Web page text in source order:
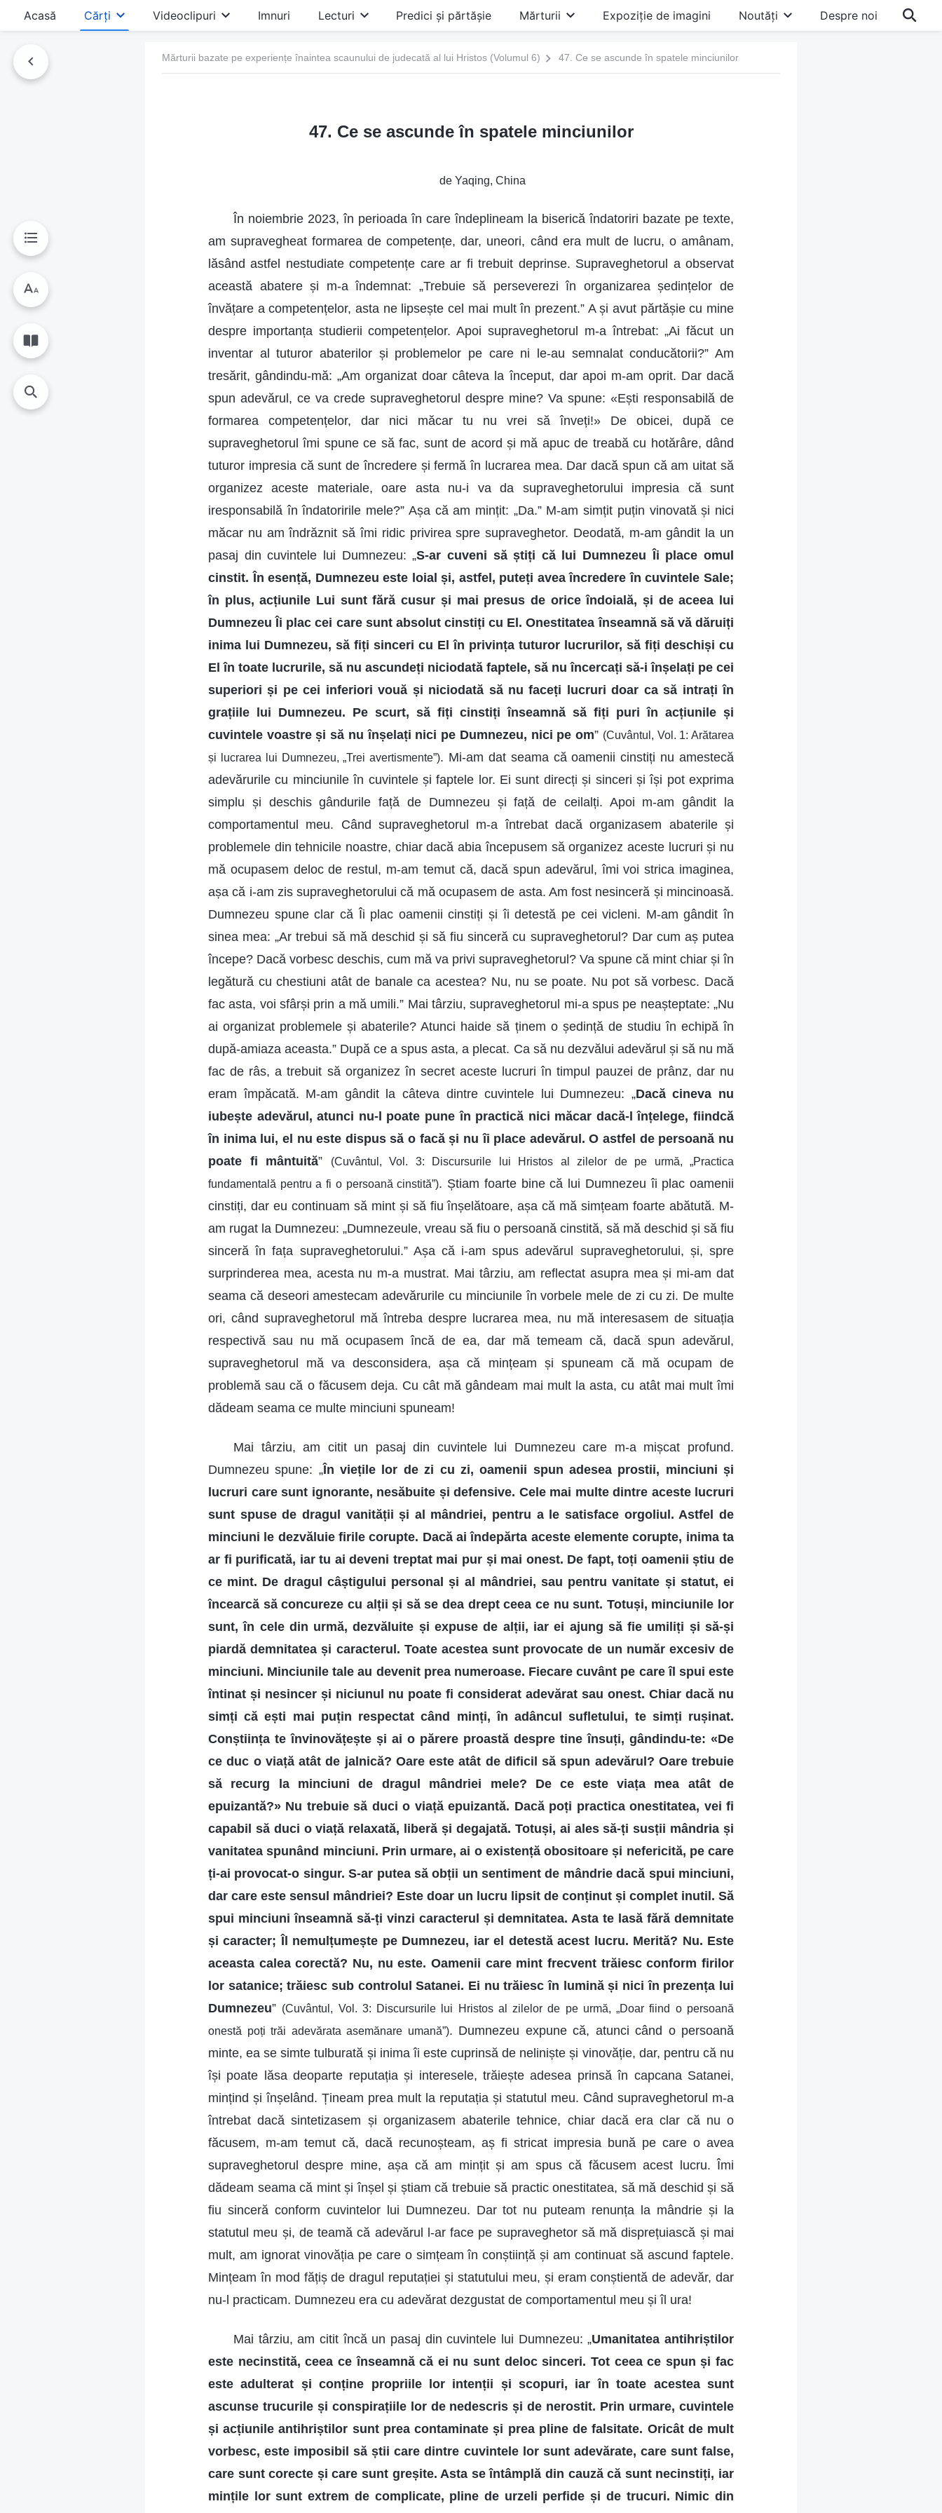
Acasă Cărți Videoclipuri Imnuri Lecturi Predici și părtășie Mărturii Expoziție de imagini Noutăți Despre noi
Mărturii bazate pe experiențe înaintea scaunului de judecată al lui Hristos (Volumul 6) 47. Ce se ascunde în spatele minciunilor
47. Ce se ascunde în spatele minciunilor
de Yaqing, China
În noiembrie 2023, în perioada în care îndeplineam la biserică îndatoriri bazate pe texte,
am supravegheat formarea de competențe, dar, uneori, când era mult de lucru, o amânam,
lăsând astfel nestudiate competențe care ar fi trebuit deprinse. Supraveghetorul a observat
această abatere și m-a îndemnat: „Trebuie să perseverezi în organizarea ședințelor de
învățare a competențelor, asta ne lipsește cel mai mult în prezent.” A și avut părtășie cu mine
despre importanța studierii competențelor. Apoi supraveghetorul m-a întrebat: „Ai făcut un
inventar al tuturor abaterilor și problemelor pe care ni le-au semnalat conducătorii?” Am
tresărit, gândindu-mă: „Am organizat doar câteva la început, dar apoi m-am oprit. Dar dacă
spun adevărul, ce va crede supraveghetorul despre mine? Va spune: «Ești responsabilă de
formarea competențelor, dar nici măcar tu nu vrei să înveți!» De obicei, după ce
supraveghetorul îmi spune ce să fac, sunt de acord și mă apuc de treabă cu hotărâre, dând
tuturor impresia că sunt de încredere și fermă în lucrarea mea. Dar dacă spun că am uitat să
organizez aceste materiale, oare asta nu-i va da supraveghetorului impresia că sunt
iresponsabilă în îndatoririle mele?” Așa că am mințit: „Da.” M-am simțit puțin vinovată și nici
măcar nu am îndrăznit să îmi ridic privirea spre supraveghetor. Deodată, m-am gândit la un
pasaj din cuvintele lui Dumnezeu: „S-ar cuveni să știți că lui Dumnezeu Îi place omul
cinstit. În esență, Dumnezeu este loial și, astfel, puteți avea încredere în cuvintele Sale;
în plus, acțiunile Lui sunt fără cusur și mai presus de orice îndoială, și de aceea lui
Dumnezeu Îi plac cei care sunt absolut cinstiți cu El. Onestitatea înseamnă să vă dăruiți
inima lui Dumnezeu, să fiți sinceri cu El în privința tuturor lucrurilor, să fiți deschiși cu
El în toate lucrurile, să nu ascundeți niciodată faptele, să nu încercați să-i înșelați pe cei
superiori și pe cei inferiori vouă și niciodată să nu faceți lucruri doar ca să intrați în
grațiile lui Dumnezeu. Pe scurt, să fiți cinstiți înseamnă să fiți puri în acțiunile și
cuvintele voastre și să nu înșelați nici pe Dumnezeu, nici pe om” (Cuvântul, Vol. 1: Arătarea
și lucrarea lui Dumnezeu, „Trei avertismente”). Mi-am dat seama că oamenii cinstiți nu amestecă
adevărurile cu minciunile în cuvintele și faptele lor. Ei sunt direcți și sinceri și își pot exprima
simplu și deschis gândurile față de Dumnezeu și față de ceilalți. Apoi m-am gândit la
comportamentul meu. Când supraveghetorul m-a întrebat dacă organizasem abaterile și
problemele din tehnicile noastre, chiar dacă abia începusem să organizez aceste lucruri și nu
mă ocupasem deloc de restul, m-am temut că, dacă spun adevărul, îmi voi strica imaginea,
așa că i-am zis supraveghetorului că mă ocupasem de asta. Am fost nesinceră și mincinoasă.
Dumnezeu spune clar că Îi plac oamenii cinstiți și îi detestă pe cei vicleni. M-am gândit în
sinea mea: „Ar trebui să mă deschid și să fiu sinceră cu supraveghetorul? Dar cum aș putea
începe? Dacă vorbesc deschis, cum mă va privi supraveghetorul? Va spune că mint chiar și în
legătură cu chestiuni atât de banale ca acestea? Nu, nu se poate. Nu pot să vorbesc. Dacă
fac asta, voi sfârși prin a mă umili.” Mai târziu, supraveghetorul mi-a spus pe neașteptate: „Nu
ai organizat problemele și abaterile? Atunci haide să ținem o ședință de studiu în echipă în
după-amiaza aceasta.” După ce a spus asta, a plecat. Ca să nu dezvălui adevărul și să nu mă
fac de râs, a trebuit să organizez în secret aceste lucruri în timpul pauzei de prânz, dar nu
eram împăcată. M-am gândit la câteva dintre cuvintele lui Dumnezeu: „Dacă cineva nu
iubește adevărul, atunci nu-l poate pune în practică nici măcar dacă-l înțelege, fiindcă
în inima lui, el nu este dispus să o facă și nu îi place adevărul. O astfel de persoană nu
poate fi mântuită”
(Cuvântul, Vol. 3: Discursurile lui Hristos al zilelor de pe urmă, „Practica
fundamentală pentru a fi o persoană cinstită”). Știam foarte bine că lui Dumnezeu îi plac oamenii
cinstiți, dar eu continuam să mint și să fiu înșelătoare, așa că mă simțeam foarte abătută. M-
am rugat la Dumnezeu: „Dumnezeule, vreau să fiu o persoană cinstită, să mă deschid și să fiu
sinceră în fața supraveghetorului.” Așa că i-am spus adevărul supraveghetorului, și, spre
surprinderea mea, acesta nu m-a mustrat. Mai târziu, am reflectat asupra mea și mi-am dat
seama că deseori amestecam adevărurile cu minciunile în vorbele mele de zi cu zi. De multe
ori, când supraveghetorul mă întreba despre lucrarea mea, nu mă interesasem de situația
respectivă sau nu mă ocupasem încă de ea, dar mă temeam că, dacă spun adevărul,
supraveghetorul mă va desconsidera, așa că mințeam și spuneam că mă ocupam de
problemă sau că o făcusem deja. Cu cât mă gândeam mai mult la asta, cu atât mai mult îmi
dădeam seama ce multe minciuni spuneam!
Mai târziu, am citit un pasaj din cuvintele lui Dumnezeu care m-a mișcat profund.
Dumnezeu spune: „În viețile lor de zi cu zi, oamenii spun adesea prostii, minciuni și
lucruri care sunt ignorante, nesăbuite și defensive. Cele mai multe dintre aceste lucruri
sunt spuse de dragul vanității și al mândriei, pentru a le satisface orgoliul. Astfel de
minciuni le dezvăluie firile corupte. Dacă ai îndepărta aceste elemente corupte, inima ta
ar fi purificată, iar tu ai deveni treptat mai pur și mai onest. De fapt, toți oamenii știu de
ce mint. De dragul câștigului personal și al mândriei, sau pentru vanitate și statut, ei
încearcă să concureze cu alții și să se dea drept ceea ce nu sunt. Totuși, minciunile lor
sunt, în cele din urmă, dezvăluite și expuse de alții, iar ei ajung să fie umiliți și să-și
piardă demnitatea și caracterul. Toate acestea sunt provocate de un număr excesiv de
minciuni. Minciunile tale au devenit prea numeroase. Fiecare cuvânt pe care îl spui este
întinat și nesincer și niciunul nu poate fi considerat adevărat sau onest. Chiar dacă nu
simți că ești mai puțin respectat când minți, în adâncul sufletului, te simți rușinat.
Conștiința te învinovățește și ai o părere proastă despre tine însuți, gândindu-te: «De
ce duc o viață atât de jalnică? Oare este atât de dificil să spun adevărul? Oare trebuie
să recurg la minciuni de dragul mândriei mele? De ce este viața mea atât de
epuizantă?» Nu trebuie să duci o viață epuizantă. Dacă poți practica onestitatea, vei fi
capabil să duci o viață relaxată, liberă și degajată. Totuși, ai ales să-ți susții mândria și
vanitatea spunând minciuni. Prin urmare, ai o existență obositoare și nefericită, pe care
ți-ai provocat-o singur. S-ar putea să obții un sentiment de mândrie dacă spui minciuni,
dar care este sensul mândriei? Este doar un lucru lipsit de conținut și complet inutil. Să
spui minciuni înseamnă să-ți vinzi caracterul și demnitatea. Asta te lasă fără demnitate
și caracter; Îl nemulțumește pe Dumnezeu, iar el detestă acest lucru. Merită? Nu. Este
aceasta calea corectă? Nu, nu este. Oamenii care mint frecvent trăiesc conform firilor
lor satanice; trăiesc sub controlul Satanei. Ei nu trăiesc în lumină și nici în prezența lui
Dumnezeu” (Cuvântul, Vol. 3: Discursurile lui Hristos al zilelor de pe urmă, „Doar fiind o persoană
onestă poți trăi adevărata asemănare umană”). Dumnezeu expune că, atunci când o persoană
minte, ea se simte tulburată și inima îi este cuprinsă de neliniște și vinovăție, dar, pentru că nu
își poate lăsa deoparte reputația și interesele, trăiește adesea prinsă în capcana Satanei,
mințind și înșelând. Țineam prea mult la reputația și statutul meu. Când supraveghetorul m-a
întrebat dacă sintetizasem și organizasem abaterile tehnice, chiar dacă era clar că nu o
făcusem, m-am temut că, dacă recunoșteam, aș fi stricat impresia bună pe care o avea
supraveghetorul despre mine, așa că am mințit și am spus că făcusem acest lucru. Îmi
dădeam seama că mint și înșel și știam că trebuie să practic onestitatea, să mă deschid și să
fiu sinceră conform cuvintelor lui Dumnezeu. Dar tot nu puteam renunța la mândrie și la
statutul meu și, de teamă că adevărul l-ar face pe supraveghetor să mă disprețuiască și mai
mult, am ignorat vinovăția pe care o simțeam în conștiință și am continuat să ascund faptele.
Mințeam în mod fățiș de dragul reputației și statutului meu, și eram conștientă de adevăr, dar
nu-l practicam. Dumnezeu era cu adevărat dezgustat de comportamentul meu și îl ura!
Mai târziu, am citit încă un pasaj din cuvintele lui Dumnezeu: „Umanitatea antihriștilor
este necinstită, ceea ce înseamnă că ei nu sunt deloc sinceri. Tot ceea ce spun și fac
este adulterat și conține propriile lor intenții și scopuri, iar în toate acestea sunt
ascunse trucurile și conspirațiile lor de nedescris și de nerostit. Prin urmare, cuvintele
și acțiunile antihriștilor sunt prea contaminate și prea pline de falsitate. Oricât de mult
vorbesc, este imposibil să știi care dintre cuvintele lor sunt adevărate, care sunt false,
care sunt corecte și care sunt greșite. Asta se întâmplă din cauză că sunt necinstiți, iar
mințile lor sunt extrem de complicate, pline de urzeli perfide și de trucuri. Nimic din